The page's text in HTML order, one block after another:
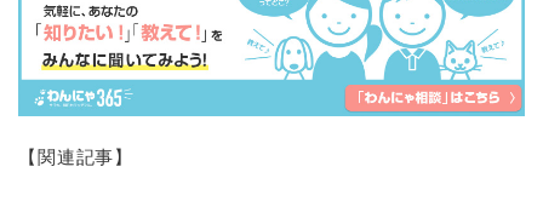
【関連記事】